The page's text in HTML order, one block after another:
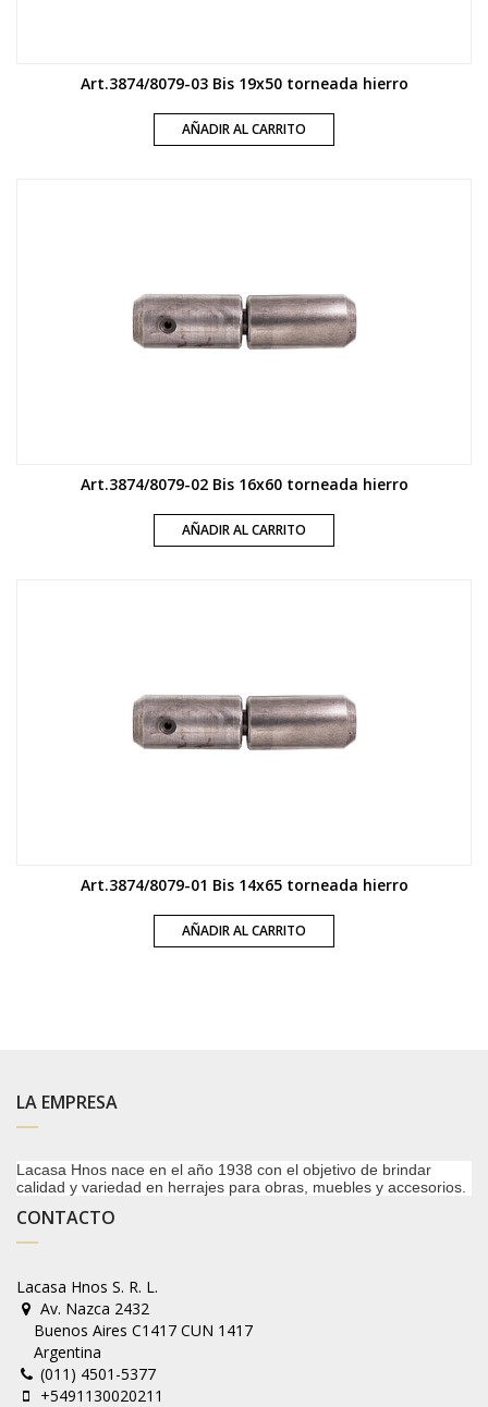
Art.3874/8079-03 Bis 19x50 torneada hierro
AÑADIR AL CARRITO
Art.3874/8079-02 Bis 16x60 torneada hierro
AÑADIR AL CARRITO
Art.3874/8079-01 Bis 14x65 torneada hierro
AÑADIR AL CARRITO
LA EMPRESA
Lacasa Hnos nace en el año 1938 con el objetivo de brindar
calidad y variedad en herrajes para obras, muebles y accesorios.
CONTACTO
Lacasa Hnos S. R. L.
Av. Nazca 2432
Buenos Aires C1417 CUN 1417
Argentina
(011) 4501-5377
+5491130020211